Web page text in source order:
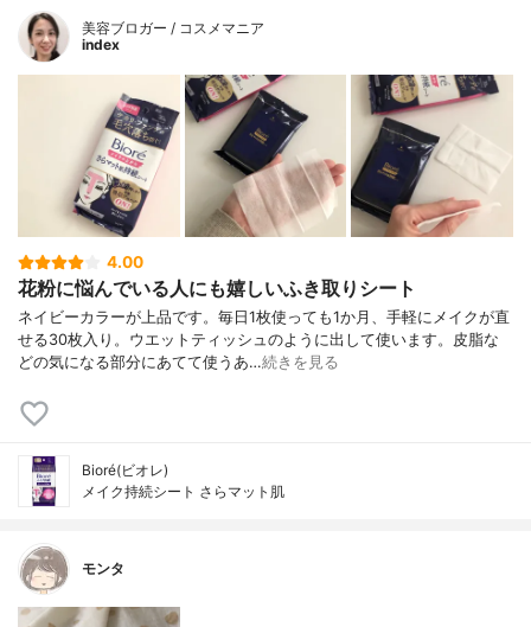
美容ブロガー / コスメマニア
index
4.00
花粉に悩んでいる人にも嬉しいふき取りシート
ネイビーカラーが上品です。毎日1枚使っても1か月、手軽にメイクが直
せる30枚入り。ウエットティッシュのように出して使います。皮脂な
どの気になる部分にあてて使うあ…続きを見る
Bioré(ビオレ)
メイク持続シート さらマット肌
モンタ